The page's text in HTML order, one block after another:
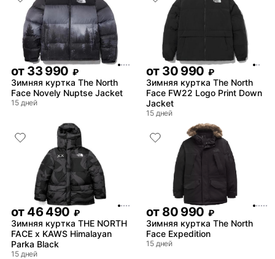
от 33 990 ₽
Зимняя куртка The North
Face Novely Nuptse Jacket
15 дней
от 30 990 ₽
Зимняя куртка The North
Face FW22 Logo Print Down
Jacket
15 дней
от 46 490 ₽
Зимняя куртка THE NORTH
FACE x KAWS Himalayan
Parka Black
15 дней
от 80 990 ₽
Зимняя куртка The North
Face Expedition
15 дней